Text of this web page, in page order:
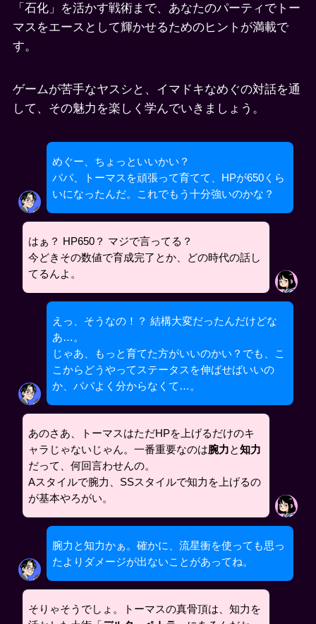
「石化」を活かす戦術まで、あなたのパーティでトー
マスをエースとして輝かせるためのヒントが満載で
す。
ゲームが苦手なヤスシと、イマドキなめぐの対話を通
して、その魅力を楽しく学んでいきましょう。
めぐー、ちょっといいかい？
パパ、トーマスを頑張って育てて、HPが650くら
いになったんだ。これでもう十分強いのかな？
はぁ？ HP650？ マジで言ってる？
今どきその数値で育成完了とか、どの時代の話し
てるんよ。
えっ、そうなの！？ 結構大変だったんだけどな
あ…。
じゃあ、もっと育てた方がいいのかい？でも、こ
こからどうやってステータスを伸ばせばいいの
か、パパよく分からなくて…。
あのさあ、トーマスはただHPを上げるだけのキ
ャラじゃないじゃん。一番重要なのは腕力と知力
だって、何回言わせんの。
Aスタイルで腕力、SSスタイルで知力を上げるの
が基本やろがい。
腕力と知力かぁ。確かに、流星衝を使っても思っ
たよりダメージが出ないことがあってね。
そりゃそうでしょ。トーマスの真骨頂は、知力を